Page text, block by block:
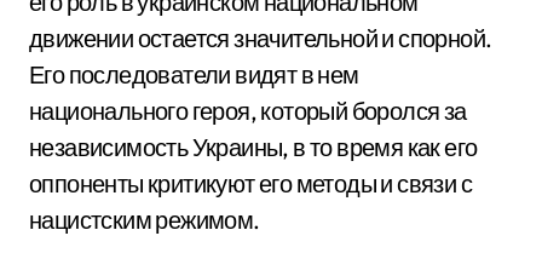
движении остается значительной и спорной.
Его последователи видят в нем
национального героя, который боролся за
независимость Украины, в то время как его
оппоненты критикуют его методы и связи с
нацистским режимом.